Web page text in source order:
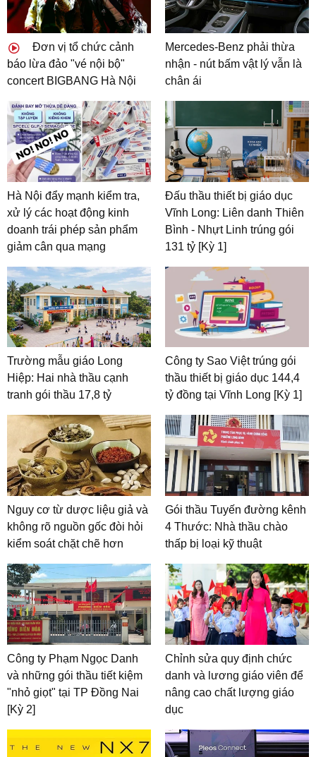
Đơn vị tổ chức cảnh
báo lừa đảo "vé nội bộ"
concert BIGBANG Hà Nội
Mercedes-Benz phải thừa
nhận - nút bấm vật lý vẫn là
chân ái
Hà Nội đẩy mạnh kiểm tra,
xử lý các hoạt động kinh
doanh trái phép sản phẩm
giảm cân qua mạng
Đấu thầu thiết bị giáo dục
Vĩnh Long: Liên danh Thiên
Bình - Nhựt Linh trúng gói
131 tỷ [Kỳ 1]
Trường mẫu giáo Long
Hiệp: Hai nhà thầu cạnh
tranh gói thầu 17,8 tỷ
Công ty Sao Việt trúng gói
thầu thiết bị giáo dục 144,4
tỷ đồng tại Vĩnh Long [Kỳ 1]
Nguy cơ từ dược liệu giả và
không rõ nguồn gốc đòi hỏi
kiểm soát chặt chẽ hơn
Gói thầu Tuyến đường kênh
4 Thước: Nhà thầu chào
thấp bị loại kỹ thuật
Công ty Phạm Ngọc Danh
và những gói thầu tiết kiệm
"nhỏ giọt" tại TP Đồng Nai
[Kỳ 2]
Chỉnh sửa quy định chức
danh và lương giáo viên để
nâng cao chất lượng giáo
dục